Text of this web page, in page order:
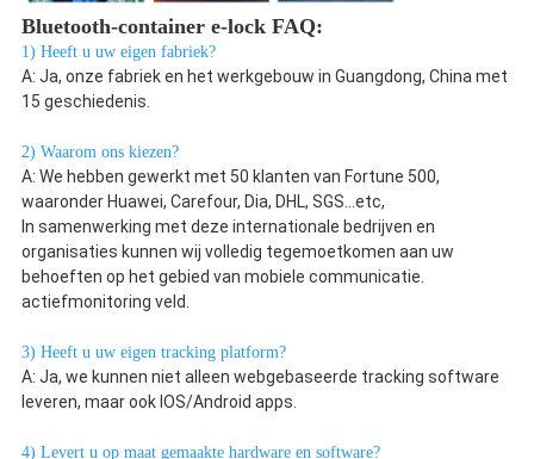
Bluetooth-container e-lock FAQ:
1) Heeft u uw eigen fabriek?
A: Ja, onze fabriek en het werkgebouw in Guangdong, China met
15 geschiedenis.
2) Waarom ons kiezen?
A: We hebben gewerkt met 50 klanten van Fortune 500,
waaronder Huawei, Carefour, Dia, DHL, SGS...etc,
In samenwerking met deze internationale bedrijven en
organisaties kunnen wij volledig tegemoetkomen aan uw
behoeften op het gebied van mobiele communicatie.
actiefmonitoring veld.
3) Heeft u uw eigen tracking platform?
A: Ja, we kunnen niet alleen webgebaseerde tracking software
leveren, maar ook IOS/Android apps.
4) Levert u op maat gemaakte hardware en software?